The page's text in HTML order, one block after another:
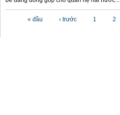
« đầu ‹ trước 1 2